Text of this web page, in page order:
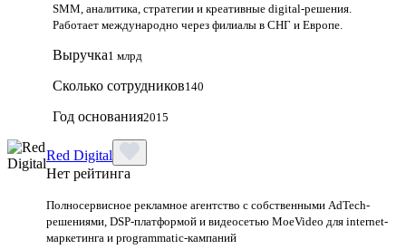
SMM, аналитика, стратегии и креативные digital-решения.
Работает международно через филиалы в СНГ и Европе.
Выручка1 млрд
Сколько сотрудников140
Год основания2015
Red Digital
Нет рейтинга
Полносервисное рекламное агентство с собственными AdTech-
решениями, DSP-платформой и видеосетью MoeVideo для internet-
маркетинга и programmatic-кампаний